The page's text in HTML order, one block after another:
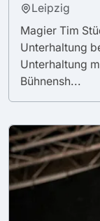
Leipzig
Magier Tim
Unterhaltung
Unterhaltung
Bühnensh...